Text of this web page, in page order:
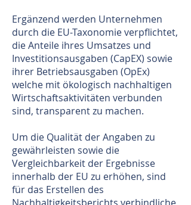
Ergänzend werden Unternehmen
durch die EU-Taxonomie verpflichtet,
die Anteile ihres Umsatzes und
Investitionsausgaben (CapEX) sowie
ihrer Betriebsausgaben (OpEx)
welche mit ökologisch nachhaltigen
Wirtschaftsaktivitäten verbunden
sind, transparent zu machen.
Um die Qualität der Angaben zu
gewährleisten sowie die
Vergleichbarkeit der Ergebnisse
innerhalb der EU zu erhöhen, sind
für das Erstellen des